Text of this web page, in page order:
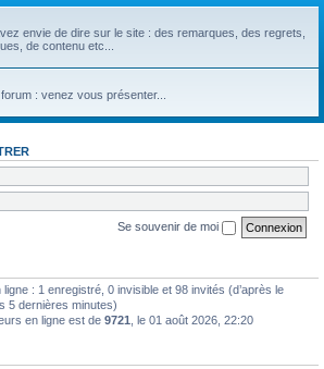
envie de dire sur le site : des remarques, des regrets,
de contenu etc...
: venez vous présenter...
Se souvenir de moi
: 1 enregistré, 0 invisible et 98 invités (d’après le
5 dernières minutes)
en ligne est de 9721 , le 01 août 2026, 22:20